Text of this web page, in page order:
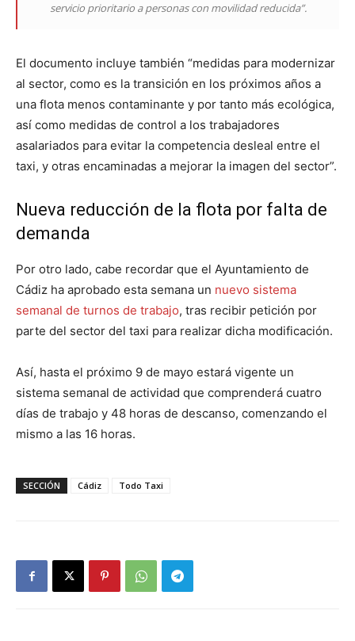
servicio prioritario a personas con movilidad reducida”.
El documento incluye también “medidas para modernizar
al sector, como es la transición en los próximos años a
una flota menos contaminante y por tanto más ecológica,
así como medidas de control a los trabajadores
asalariados para evitar la competencia desleal entre el
taxi, y otras encaminadas a mejorar la imagen del sector”.
Nueva reducción de la flota por falta de
demanda
Por otro lado, cabe recordar que el Ayuntamiento de
Cádiz ha aprobado esta semana un nuevo sistema
semanal de turnos de trabajo, tras recibir petición por
parte del sector del taxi para realizar dicha modificación.
Así, hasta el próximo 9 de mayo estará vigente un
sistema semanal de actividad que comprenderá cuatro
días de trabajo y 48 horas de descanso, comenzando el
mismo a las 16 horas.
SECCIÓN Cádiz Todo Taxi